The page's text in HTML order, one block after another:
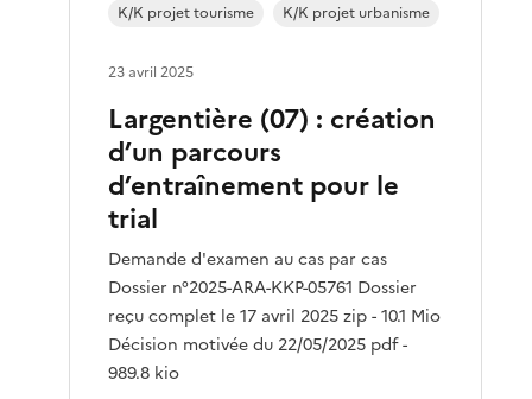
Largentière (07) : création
d’un parcours
d’entraînement pour le
trial
Demande d'examen au cas par cas
Dossier n°2025-ARA-KKP-05761 Dossier
reçu complet le 17 avril 2025 zip - 10.1 Mio
Décision motivée du 22/05/2025 pdf -
989.8 kio
K/K projet tourisme K/K projet urbanisme
23 avril 2025